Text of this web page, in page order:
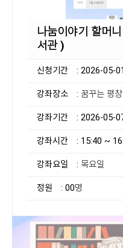
나눔이야기 할머
서관 )
신청기간 : 2026-05-
강좌장소 : 꿈꾸는 평
강좌기간 : 2026-05-
강좌시간 : 15:40 ~
강좌요일 : 목요일
정원 : 00명